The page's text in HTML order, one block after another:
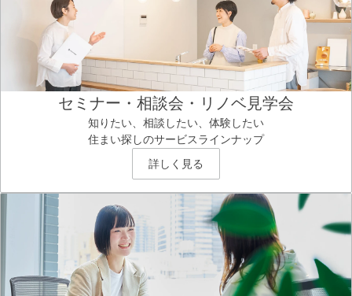
セミナー・相談会・リノベ見学会
知りたい、相談したい、体験したい
住まい探しのサービスラインナップ
詳しく見る